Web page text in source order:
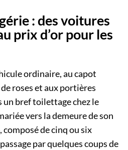
: des voitures
prix d’or pour les
ordinaire, au capot
roses et aux portières
un bref toilettage chez le
vers la demeure de son
de cinq ou six
par quelques coups de